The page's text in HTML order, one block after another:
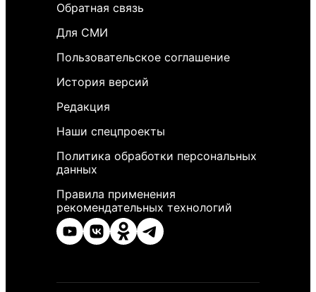
Обратная связь
Для СМИ
Пользовательское соглашение
История версий
Редакция
Наши спецпроекты
Политика обработки персональных
данных
Правила применения
рекомендательных технологий